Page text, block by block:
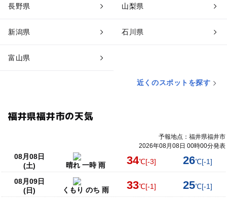
長野県 山梨県
新潟県 石川県
富山県
近くのスポットを探す
福井県福井市の天気
予報地点：福井県福井市
2026年08月08日 00時00分発表
08月08日
(土)
晴れ 一時 雨 34℃[-3] 26℃[-1]
08月09日
(日)
くもり のち 雨 33℃[-1] 25℃[-1]